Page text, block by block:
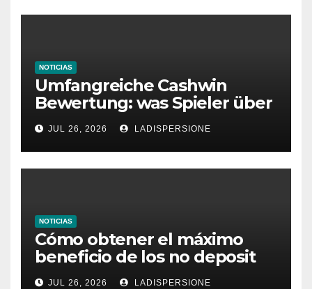
NOTICIAS
Umfangreiche Cashwin
Bewertung: was Spieler über
dieses Casino denken
JUL 26, 2026 LADISPERSIONE
NOTICIAS
Cómo obtener el máximo
beneficio de los no deposit
bonus codes de roby casino
JUL 26, 2026 LADISPERSIONE